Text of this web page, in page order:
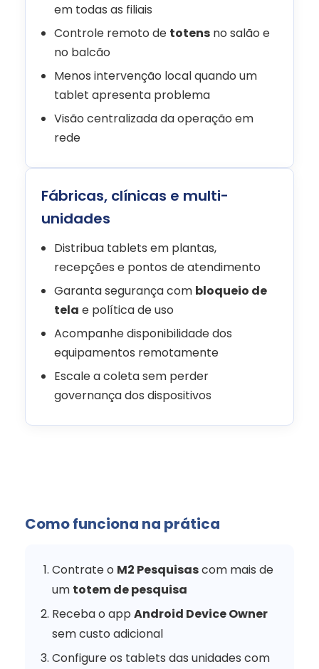
em todas as filiais
Controle remoto de totens no salão e
no balcão
Menos intervenção local quando um
tablet apresenta problema
Visão centralizada da operação em
rede
Fábricas, clínicas e multi-
unidades
Distribua tablets em plantas,
recepções e pontos de atendimento
Garanta segurança com bloqueio de
tela e política de uso
Acompanhe disponibilidade dos
equipamentos remotamente
Escale a coleta sem perder
governança dos dispositivos
Como funciona na prática
Contrate o M2 Pesquisascom mais de
um totem de pesquisa
Receba o app Android Device Owner
sem custo adicional
Configure os tablets das unidades com